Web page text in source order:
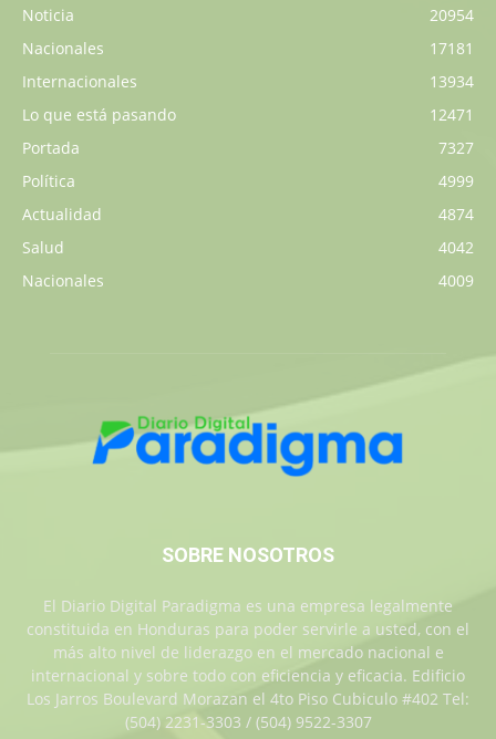
Noticia
20954
Nacionales
17181
Internacionales
13934
Lo que está pasando
12471
Portada
7327
Política
4999
Actualidad
4874
Salud
4042
Nacionales
4009
SOBRE NOSOTROS
El Diario Digital Paradigma es una empresa legalmente
constituida en Honduras para poder servirle a usted, con el
más alto nivel de liderazgo en el mercado nacional e
internacional y sobre todo con eficiencia y eficacia. Edificio
Los Jarros Boulevard Morazan el 4to Piso Cubiculo #402 Tel:
(504) 2231-3303 / (504) 9522-3307